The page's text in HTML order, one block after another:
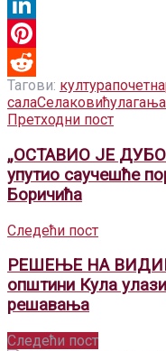
Email
LinkedIn
Pinterest
Reddit
Тагови: културапочетна
салаСелаковићулагања
Претходни пост
„ОСТАВИО ЈЕ
упутио саучешће
Боричића
Следећи пост
РЕШЕЊЕ НА
општини Кула
решавања
Следећи пост